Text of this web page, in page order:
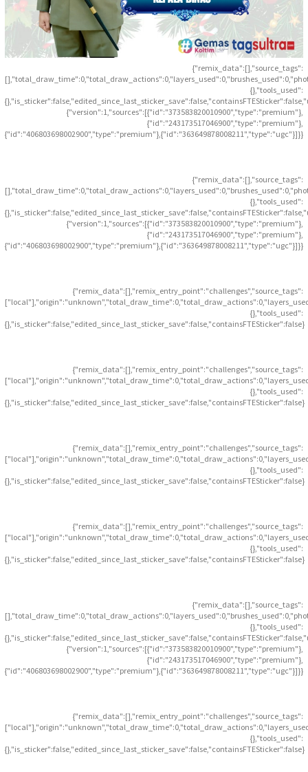
{"remix_data":[],"source_tags":
{},"tools_used":
{"version":1,"sources":[{"id":"373583820010900","type":"premium"},
{"id":"243173517046900","type":"premium"},
{"id":"406803698002900","type":"premium"},{"id":"363649878008211","type":"ugc"}]}}
{"remix_data":[],"source_tags":
{},"tools_used":
{"version":1,"sources":[{"id":"373583820010900","type":"premium"},
{"id":"243173517046900","type":"premium"},
{"id":"406803698002900","type":"premium"},{"id":"363649878008211","type":"ugc"}]}}
{"remix_data":[],"remix_entry_point":"challenges","source_tags":
{},"tools_used":
{},"is_sticker":false,"edited_since_last_sticker_save":false,"containsFTESticker":false}
{"remix_data":[],"remix_entry_point":"challenges","source_tags":
{},"tools_used":
{},"is_sticker":false,"edited_since_last_sticker_save":false,"containsFTESticker":false}
{"remix_data":[],"remix_entry_point":"challenges","source_tags":
{},"tools_used":
{},"is_sticker":false,"edited_since_last_sticker_save":false,"containsFTESticker":false}
{"remix_data":[],"remix_entry_point":"challenges","source_tags":
{},"tools_used":
{},"is_sticker":false,"edited_since_last_sticker_save":false,"containsFTESticker":false}
{"remix_data":[],"source_tags":
{},"tools_used":
{"version":1,"sources":[{"id":"373583820010900","type":"premium"},
{"id":"243173517046900","type":"premium"},
{"id":"406803698002900","type":"premium"},{"id":"363649878008211","type":"ugc"}]}}
{"remix_data":[],"remix_entry_point":"challenges","source_tags":
{},"tools_used":
{},"is_sticker":false,"edited_since_last_sticker_save":false,"containsFTESticker":false}